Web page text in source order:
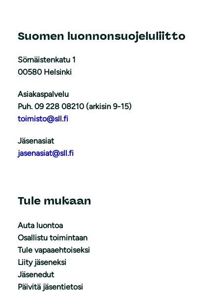
Suomen luonnonsuojeluliitto
Sörnäistenkatu 1
00580 Helsinki
Asiakaspalvelu
Puh. 09 228 08210 (arkisin 9-15)
toimisto@sll.fi
Jäsenasiat
jasenasiat@sll.fi
Tule mukaan
Auta luontoa
Osallistu toimintaan
Tule vapaaehtoiseksi
Liity jäseneksi
Jäsenedut
Päivitä jäsentietosi